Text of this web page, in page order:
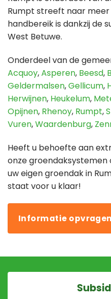
Rumpt streeft naar
handbereik is dankzij de
West Betuwe.
Onderdeel van de
Acquoy,Asperen, Beesd,
Geldermalsen,Gellicum,
Herwijnen, Heukelum,
Opijnen, Rhenoy, Rumpt,
Vuren,Waardenburg,
Heeft u behoefte aan
onze groendaksystemen
uw eigen groendak in
staat voor u klaar!
Informatie opvragen